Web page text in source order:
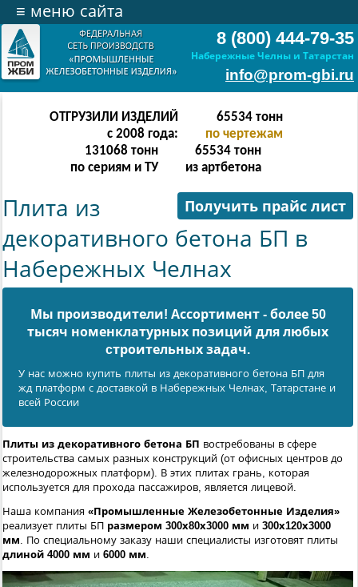
8 (800) 444-79-35
Набережные Челны и Татарстан
info@prom-gbi.ru
≡ меню сайта
ОТГРУЗИЛИ ИЗДЕЛИЙ
с 2008 года:
131070тонн
по чертежам
238342 тонн
по сериям и ТУ
131070 тонн
из артбетона
Получить прайс лист
Плита из
декоративного бетона БП в
Набережных Челнах
Мы производители! Ассортимент - более 50
тысяч номенклатурных позиций для любых
cтроительных задач.
У нас можно купить плиты из декоративного бетона БП для
жд платформ с доставкой в Набережных Челнах, Татарстане и
всей России
Плиты из декоративного бетона БП востребованы в сфере
строительства самых разных конструкций (от офисных центров до
железнодорожных платформ). В этих плитах грань, которая
используется для прохода пассажиров, является лицевой.
Наша компания «Промышленные Железобетонные Изделия»
реализует плиты БП размером 300х80х3000 мм и 300х120х3000
мм. По специальному заказу наши специалисты изготовят плиты
длиной 4000 мм и 6000 мм.